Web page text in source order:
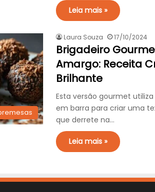
Leia mais »
Laura Souza 17/10/2024
Brigadeiro
Amargo: Receita
Brilhante
Esta versão gourmet
em barra para criar uma
que derrete na…
Leia mais »